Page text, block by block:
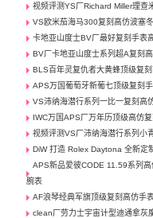
视频评测YS厂Richard Miller理查
VS欧米茄海马300复刻高仿波塞
卡地亚山度士BV厂最好复刻手表
BV厂卡地亚山度士系列超A复刻
BLS百年灵复仇者大黄蜂顶级复
APS万国葡萄牙新葡七顶级复刻
VS沛纳海潜行系列一比一复刻高
IWC万国APS厂万年历顶级高仿
视频评测VS厂沛纳海潜行系列小
DiW 打造 Rolex Daytona 全新定
APS新品爱彼CODE 11.59系列
腕表
AF浪琴经典军旗顶级复刻高仿
clean厂劳力士宇宙计型迪通拿